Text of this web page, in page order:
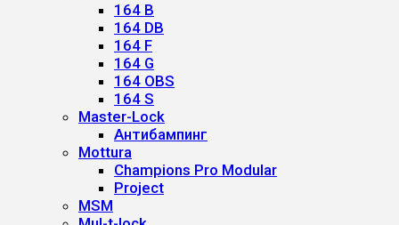
164 B
164 DB
164 F
164 G
164 OBS
164 S
Master-Lock
Антибампинг
Mottura
Champions Pro Modular
Project
MSM